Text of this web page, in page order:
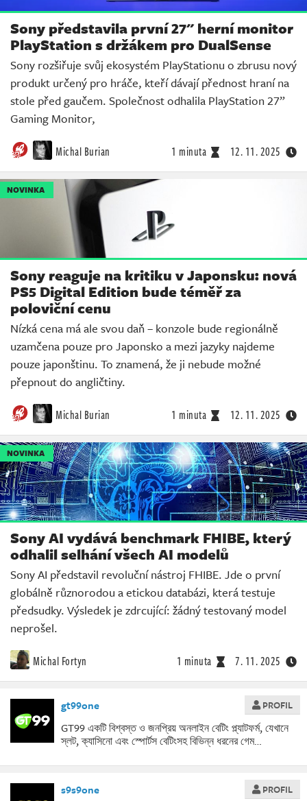
Sony představila první 27" herní monitor
PlayStation s držákem pro DualSense
Sony rozšiřuje svůj ekosystém PlayStationu o zbrusu nový
produkt určený pro hráče, kteří dávají přednost hraní na
stole před gaučem. Společnost odhalila PlayStation 27”
Gaming Monitor,
Michal Burian 1 minuta 12. 11. 2025
NOVINKA
Sony reaguje na kritiku v Japonsku: nová
PS5 Digital Edition bude téměř za
poloviční cenu
Nízká cena má ale svou daň – konzole bude regionálně
uzamčena pouze pro Japonsko a mezi jazyky najdeme
pouze japonštinu. To znamená, že ji nebude možné
přepnout do angličtiny.
Michal Burian 1 minuta 12. 11. 2025
NOVINKA
Sony AI vydává benchmark FHIBE, který
odhalil selhání všech AI modelů
Sony AI představil revoluční nástroj FHIBE. Jde o první
globálně různorodou a etickou databázi, která testuje
předsudky. Výsledek je zdrcující: žádný testovaný model
neprošel.
Michal Fortyn 1 minuta 7. 11. 2025
gt99one PROFIL
GT99 একটি বিশ্বস্ত ও জনপ্রিয় অনলাইন বেটিং প্ল্যাটফর্ম, যেখানে
স্লট, ক্যাসিনো এবং স্পোর্টস বেটিংসহ বিভিন্ন ধরনের গেম…
s9s9one PROFIL